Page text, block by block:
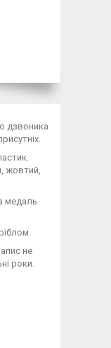
дзвоника
жовтий,
медаль
не
роки.